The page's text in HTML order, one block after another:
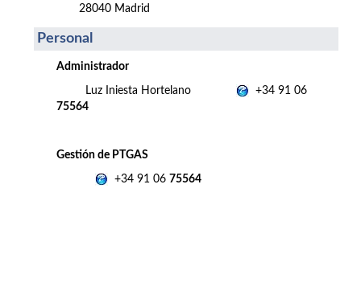
28040 Madrid
Personal
Administrador
Luz Iniesta Hortelano
+34 91 06
75564
Gestión de PTGAS
+34 91 06 75564